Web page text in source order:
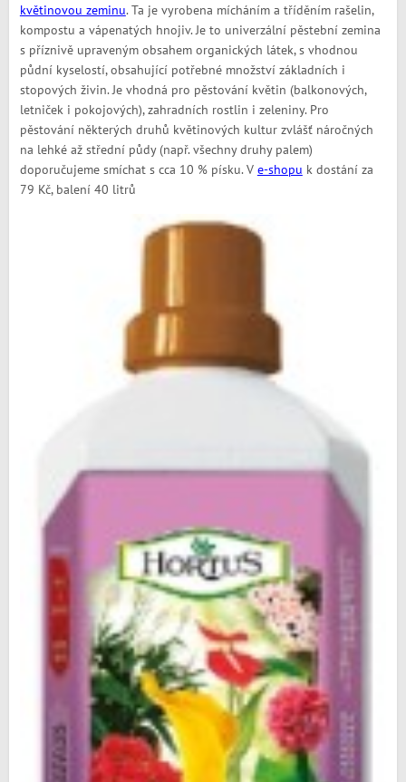
květinovou zeminu. Ta je vyrobena mícháním a tříděním rašelin,
kompostu a vápenatých hnojiv. Je to univerzální pěstební zemina
s příznivě upraveným obsahem organických látek, s vhodnou
půdní kyselostí, obsahující potřebné množství základních i
stopových živin. Je vhodná pro pěstování květin (balkonových,
letniček i pokojových), zahradních rostlin i zeleniny. Pro
pěstování některých druhů květinových kultur zvlášť náročných
na lehké až střední půdy (např. všechny druhy palem)
doporučujeme smíchat s cca 10 % písku. V e-shopu k dostání za
79 Kč, balení 40 litrů